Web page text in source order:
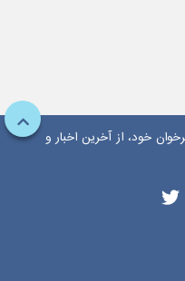
خود، از آخرین اخبار و